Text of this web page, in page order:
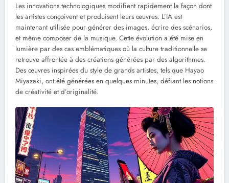
Les innovations technologiques modifient rapidement la façon dont
les artistes conçoivent et produisent leurs œuvres. L’IA est
maintenant utilisée pour générer des images, écrire des scénarios,
et même composer de la musique. Cette évolution a été mise en
lumière par des cas emblématiques où la culture traditionnelle se
retrouve affrontée à des créations générées par des algorithmes.
Des œuvres inspirées du style de grands artistes, tels que Hayao
Miyazaki, ont été générées en quelques minutes, défiant les notions
de créativité et d’originalité.